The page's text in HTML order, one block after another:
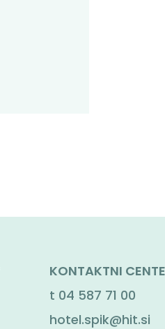
KONTAKTNI
t 04 587 71 00
hotel.spik@hit.si